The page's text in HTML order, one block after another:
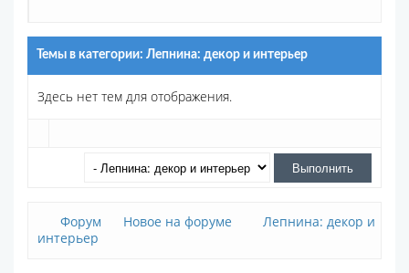
Темы в категории: Лепнина: декор и интерьер
Здесь нет тем для отображения.
Форум Новое на форуме
Лепнина: декор и
интерьер